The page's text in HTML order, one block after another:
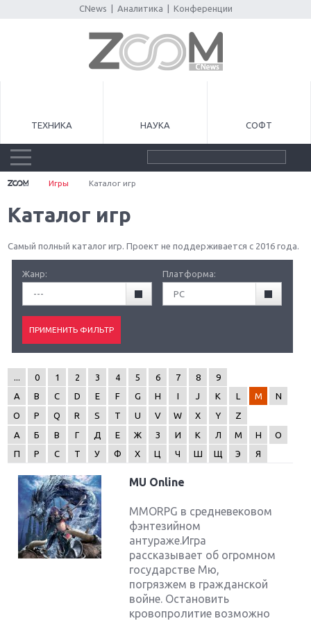
CNews Аналитика Конференции
ТЕХНИКА НАУКА СОФТ
Игры Каталог игр
Каталог игр
Самый полный каталог игр. Проект не поддерживается с 2016 года.
Жанр:
---
Платформа:
PC
0 1 2 3 4 5 6 7 8
9
A
B C D E F G H I J K L M
N
O
P Q R S T U V W X Y
Z
А
Б В Г Д Е Ж З И К Л М Н
О
П
Р С Т У Ф Х Ц Ч Ш Щ Э Я
MU Online
MMORPG в средневековом
фэнтезийном
антураже.Игра
рассказывает об огромном
государстве Мю,
погрязжем в гражданской
войне. Остановить
кровопролитие возможно